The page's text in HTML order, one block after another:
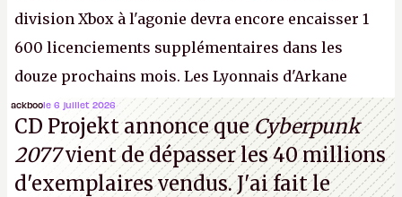
division Xbox à l'agonie devra encore encaisser 1
600 licenciements supplémentaires dans les
douze prochains mois. Les Lyonnais d'Arkane
(Dishonored, Deathloop) pourraient faire partie des
prochaines victimes, puisque Microsoft a confirmé
vouloir se séparer du studio.A.
ackboole 6 juillet 2026
CD Projekt annonce queCyberpunk
2077vient de dépasser les 40 millions
d'exemplaires vendus. J'ai fait le